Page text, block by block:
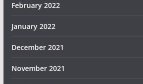
February 2022
January 2022
December 2021
November 2021